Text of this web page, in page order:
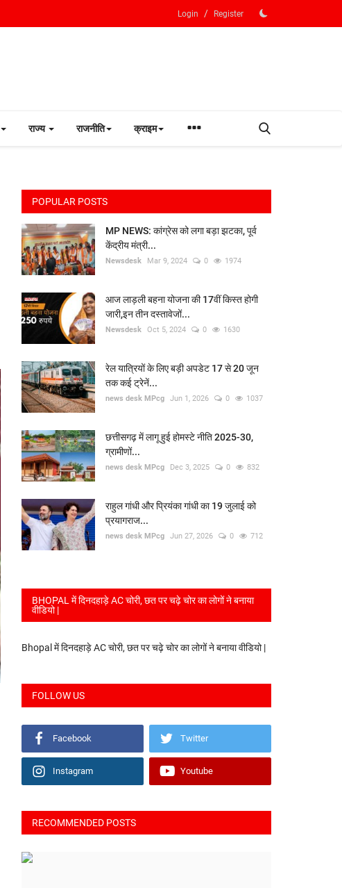
Login / Register
राज्य राजनीति क्राइम
POPULAR POSTS
MP NEWS: कांग्रेस को लगा बड़ा झटका, पूर्व
केंद्रीय मंत्री...
Newsdesk Mar 9, 2024 0 1974
आज लाड़ली बहना योजना की 17वीं किस्त होगी
जारी,इन तीन दस्तावेजों...
Newsdesk Oct 5, 2024 0 1630
रेल यात्रियों के लिए बड़ी अपडेट 17 से 20 जून
तक कई ट्रेनें...
news desk MPcg Jun 1, 2026 0 1037
छत्तीसगढ़ में लागू हुई होमस्टे नीति 2025-30,
ग्रामीणों...
news desk MPcg Dec 3, 2025 0 832
राहुल गांधी और प्रियंका गांधी का 19 जुलाई को
प्रयागराज...
news desk MPcg Jun 27, 2026 0 712
BHOPAL में दिनदहाड़े AC चोरी, छत पर चढ़े चोर का लोगों ने बनाया
वीडियो |
Bhopal में दिनदहाड़े AC चोरी, छत पर चढ़े चोर का लोगों ने बनाया वीडियो |
FOLLOW US
Facebook Twitter
Instagram Youtube
RECOMMENDED POSTS